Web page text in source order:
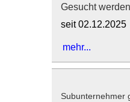
Gesucht
seit 02.12.2025
mehr...
Subunternehmer